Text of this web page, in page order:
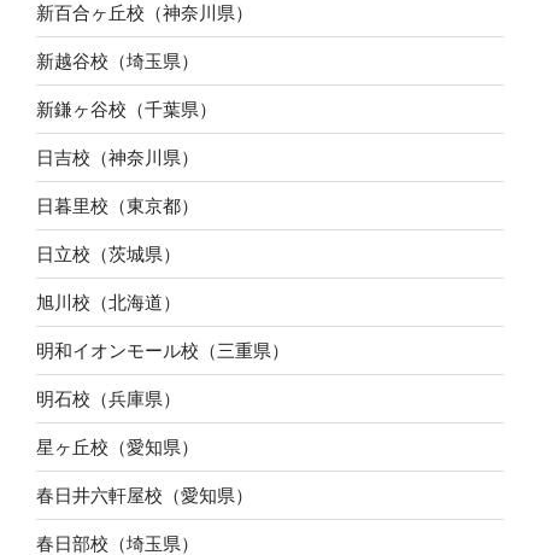
新百合ヶ丘校（神奈川県）
新越谷校（埼玉県）
新鎌ヶ谷校（千葉県）
日吉校（神奈川県）
日暮里校（東京都）
日立校（茨城県）
旭川校（北海道）
明和イオンモール校（三重県）
明石校（兵庫県）
星ヶ丘校（愛知県）
春日井六軒屋校（愛知県）
春日部校（埼玉県）